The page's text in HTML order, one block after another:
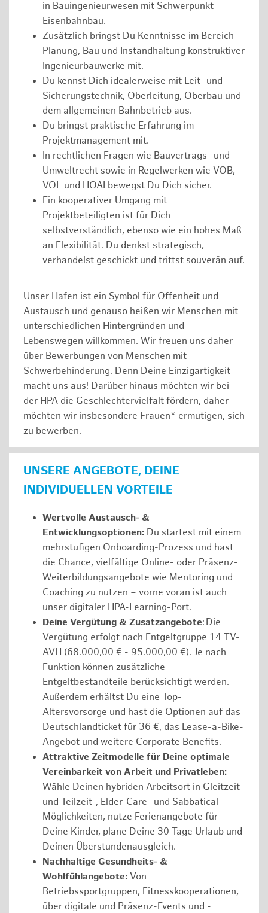
in Bauingenieurwesen mit Schwerpunkt
Eisenbahnbau.
Zusätzlich bringst Du Kenntnisse im Bereich
Planung, Bau und Instandhaltung konstruktiver
Ingenieurbauwerke mit.
Du kennst Dich idealerweise mit Leit- und
Sicherungstechnik, Oberleitung, Oberbau und
dem allgemeinen Bahnbetrieb aus.
Du bringst praktische Erfahrung im
Projektmanagement mit.
In rechtlichen Fragen wie Bauvertrags- und
Umweltrecht sowie in Regelwerken wie VOB,
VOL und HOAI bewegst Du Dich sicher.
Ein kooperativer Umgang mit
Projektbeteiligten ist für Dich
selbstverständlich, ebenso wie ein hohes Maß
an Flexibilität. Du denkst strategisch,
verhandelst geschickt und trittst souverän auf.
Unser Hafen ist ein Symbol für Offenheit und
Austausch und genauso heißen wir Menschen mit
unterschiedlichen Hintergründen und
Lebenswegen willkommen. Wir freuen uns daher
über Bewerbungen von Menschen mit
Schwerbehinderung. Denn Deine Einzigartigkeit
macht uns aus! Darüber hinaus möchten wir bei
der HPA die Geschlechtervielfalt fördern, daher
möchten wir insbesondere Frauen* ermutigen, sich
zu bewerben.
UNSERE ANGEBOTE, DEINE
INDIVIDUELLEN VORTEILE
Wertvolle Austausch- &
Entwicklungsoptionen: Du startest mit einem
mehrstufigen Onboarding-Prozess und hast
die Chance, vielfältige Online- oder Präsenz-
Weiterbildungsangebote wie Mentoring und
Coaching zu nutzen – vorne voran ist auch
unser digitaler HPA-Learning-Port.
Deine Vergütung & Zusatzangebote: Die
Vergütung erfolgt nach Entgeltgruppe 14 TV-
AVH (68.000,00 € - 95.000,00 €). Je nach
Funktion können zusätzliche
Entgeltbestandteile berücksichtigt werden.
Außerdem erhältst Du eine Top-
Altersvorsorge und hast die Optionen auf das
Deutschlandticket für 36 €, das Lease-a-Bike-
Angebot und weitere Corporate Benefits.
Attraktive Zeitmodelle für Deine optimale
Vereinbarkeit von Arbeit und Privatleben:
Wähle Deinen hybriden Arbeitsort in Gleitzeit
und Teilzeit-, Elder-Care- und Sabbatical-
Möglichkeiten, nutze Ferienangebote für
Deine Kinder, plane Deine 30 Tage Urlaub und
Deinen Überstundenausgleich.
Nachhaltige Gesundheits- &
Wohlfühlangebote: Von
Betriebssportgruppen, Fitnesskooperationen,
über digitale und Präsenz-Events und -